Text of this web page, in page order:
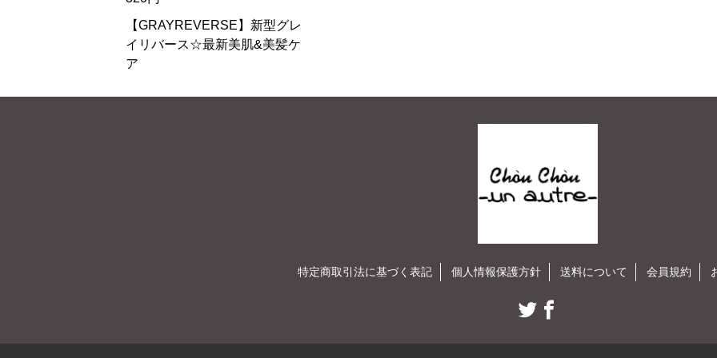
【GRAYREVERSE】新型グレ
イリバース☆最新美肌&美髪ケ
ア
特定商取引法に基づく表記 個人情報保護方針 送料について 会員規約